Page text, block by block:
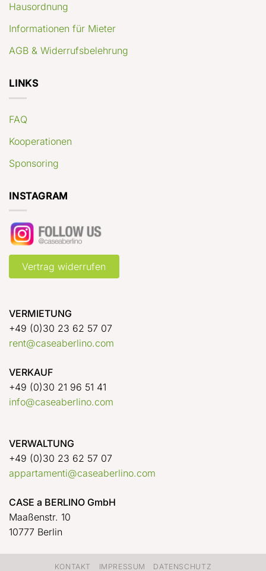
Hausordnung
Informationen für Mieter
AGB & Widerrufsbelehrung
LINKS
FAQ
Kooperationen
Sponsoring
INSTAGRAM
Vertrag widerrufen
VERMIETUNG
+49 (0)30 23 62 57 07
rent@caseaberlino.com
VERKAUF
+49 (0)30 21 96 51 41
info@caseaberlino.com
VERWALTUNG
+49 (0)30 23 62 57 07
appartamenti@caseaberlino.com
CASE a BERLINO GmbH
Maaßenstr. 10
10777 Berlin
KONTAKT IMPRESSUM DATENSCHUTZ